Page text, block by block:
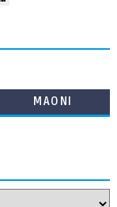
MAONI